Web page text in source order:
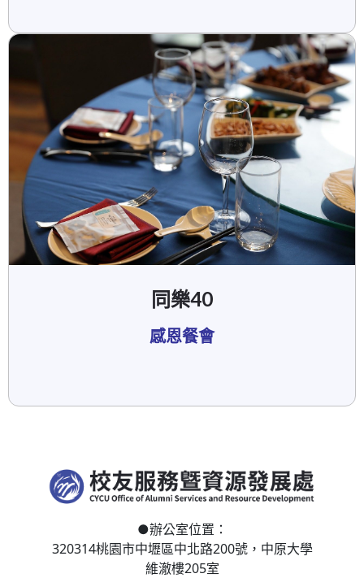
同樂40
感恩餐會
●辦公室位置：
320314桃園市中壢區中北路200號， 中原大學
維澈樓205室